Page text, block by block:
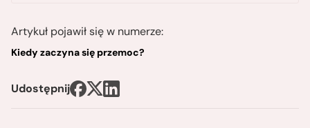
Artykuł pojawił się w numerze:
Kiedy zaczyna się przemoc?
Udostępnij